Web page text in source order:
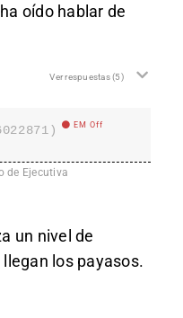
oído hablar de
Ver respuestas(5)
EM Off
de Ejecutiva
un nivel de
los payasos.